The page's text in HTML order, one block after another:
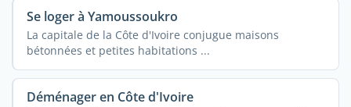
Se loger à Yamoussoukro
La capitale de la Côte d'Ivoire conjugue maisons
bétonnées et petites habitations ...
Déménager en Côte d'Ivoire